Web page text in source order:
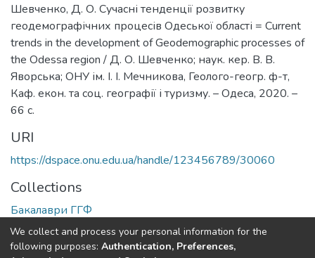
Шевченко, Д. О. Сучасні тенденції розвитку
геодемографічних процесів Одеської області = Current
trends in the development of Geodemographic processes of
the Odessa region / Д. О. Шевченко; наук. кер. В. В.
Яворська; ОНУ ім. І. І. Мечникова, Геолого-геогр. ф-т,
Каф. екон. та соц. географії і туризму. – Одеса, 2020. –
66 с.
URI
https://dspace.onu.edu.ua/handle/123456789/30060
Collections
Бакалаври ГГФ
Full item page
We collect and process your personal information for the
following purposes: Authentication, Preferences,